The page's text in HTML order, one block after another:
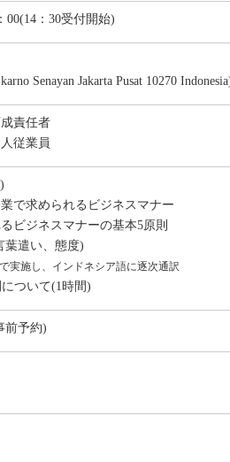
00(14：30受付開始)
Senayan Jakarta Pusat 10270
責任者
従業員
で求められるビジネスマナー
られるビジネスマナーの基本5
葉遣い、態度)
実施し、インドネシア語に逐次通訳
ついて(1時間)
前予約)